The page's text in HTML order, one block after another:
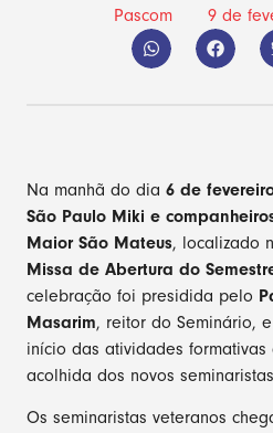
Pascom 9 de
Na manhã do dia 6 de
São Paulo Miki e
Maior São Mateus, localizado
Missa de Abertura do
celebração foi presidida pelo
Masarim, reitor do Seminário,
início das atividades
acolhida dos novos
Os seminaristas veteranos